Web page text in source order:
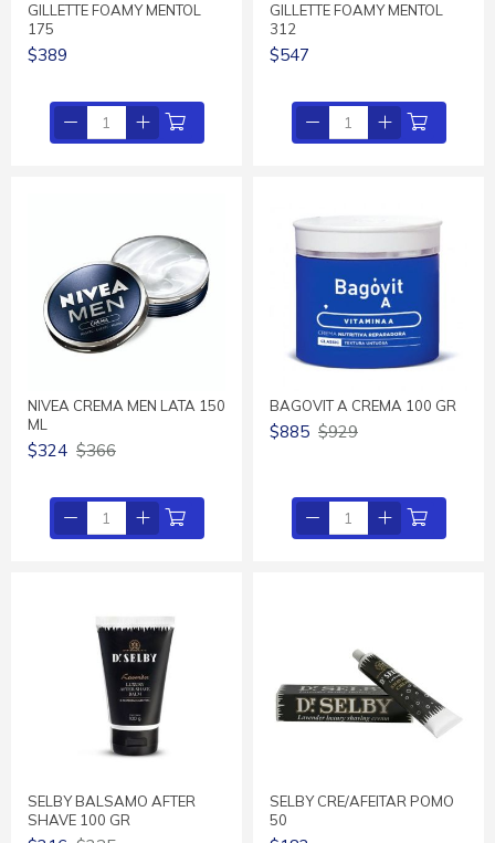
GILLETTE FOAMY MENTOL
175
$389
GILLETTE FOAMY MENTOL
312
$547
NIVEA CREMA MEN LATA 150
ML
$324 $366
BAGOVIT A CREMA 100 GR
$885 $929
SELBY BALSAMO AFTER
SHAVE 100 GR
SELBY CRE/AFEITAR POMO
50